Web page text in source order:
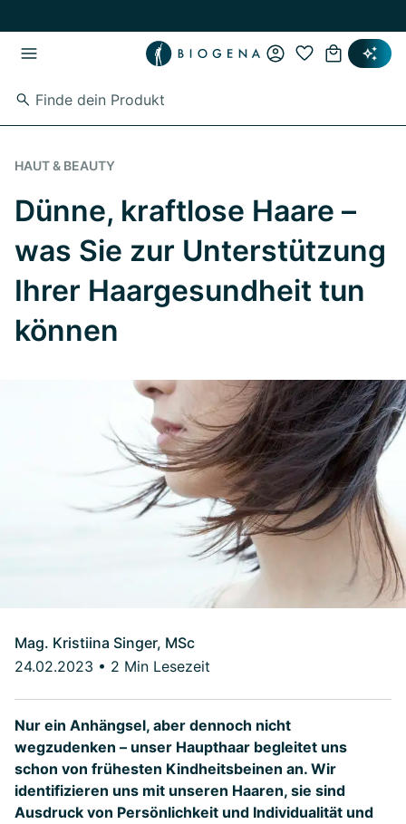
HAUT & BEAUTY
Dünne, kraftlose Haare –
was Sie zur Unterstützung
Ihrer Haargesundheit tun
können
Mag. Kristiina Singer, MSc
24.02.2023 • 2 Min Lesezeit
Nur ein Anhängsel, aber dennoch nicht
wegzudenken – unser Haupthaar begleitet uns
schon von frühesten Kindheitsbeinen an. Wir
identifizieren uns mit unseren Haaren, sie sind
Ausdruck von Persönlichkeit und Individualität und